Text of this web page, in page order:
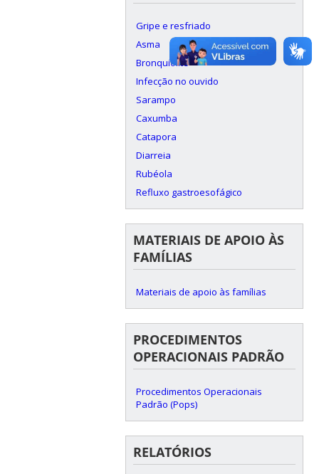
Gripe e resfriado
Asma
Bronquiolite
Infecção no ouvido
Sarampo
Caxumba
Catapora
Diarreia
Rubéola
Refluxo gastroesofágico
MATERIAIS DE APOIO ÀS
FAMÍLIAS
Materiais de apoio às famílias
PROCEDIMENTOS
OPERACIONAIS PADRÃO
Procedimentos Operacionais
Padrão (Pops)
RELATÓRIOS